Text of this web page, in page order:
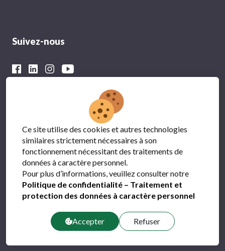
Suivez-nous
Avec le soutien financier du
FAQ
Contact
Ce site utilise des cookies et autres technologies
similaires strictement nécessaires à son
fonctionnement nécessitant des traitements de
données à caractère personnel.
Pour plus d’informations, veuillez consulter notre
Politique de confidentialité – Traitement et
protection des données à caractère personnel
Accepter Refuser